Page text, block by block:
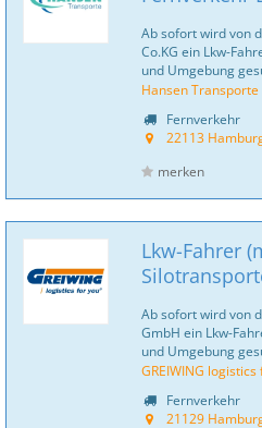
Ab sofort wird von
Co.KG ein Lkw-
und Umgebung
Hansen Transporte
Fernverkehr
22113
merken
Lkw-Fahrer
Ab sofort wird von
GmbH ein Lkw-
und Umgebung
GREIWING
Fernverkehr
21129